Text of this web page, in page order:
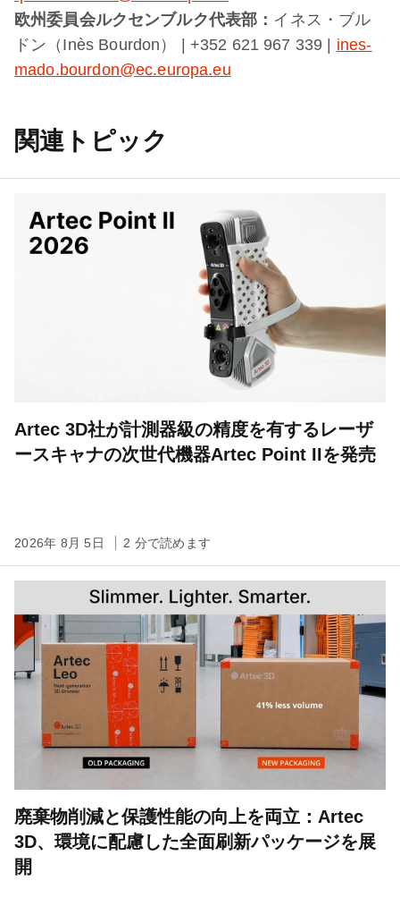
欧州委員会ルクセンブルク代表部： イネス・ブル
ドン（Inès Bourdon） | +352 621 967 339 | ines-
mado.bourdon@ec.europa.eu
関連トピック
Artec 3D社が計測器級の精度を有するレーザ
ースキャナの次世代機器Artec Point IIを発売
2026年 8月 5日 2 分で読めます
廃棄物削減と保護性能の向上を両立：Artec
3D、環境に配慮した全面刷新パッケージを展
開